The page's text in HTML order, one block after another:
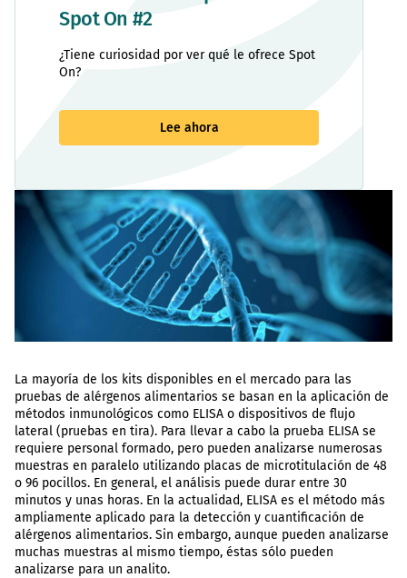
Spot On #2
¿Tiene curiosidad por ver qué le ofrece Spot
On?
Lee ahora
La mayoría de los kits disponibles en el mercado para las
pruebas de alérgenos alimentarios se basan en la aplicación de
métodos inmunológicos como ELISA o dispositivos de flujo
lateral (pruebas en tira). Para llevar a cabo la prueba ELISA se
requiere personal formado, pero pueden analizarse numerosas
muestras en paralelo utilizando placas de microtitulación de 48
o 96 pocillos. En general, el análisis puede durar entre 30
minutos y unas horas. En la actualidad, ELISA es el método más
ampliamente aplicado para la detección y cuantificación de
alérgenos alimentarios. Sin embargo, aunque pueden analizarse
muchas muestras al mismo tiempo, éstas sólo pueden
analizarse para un analito.